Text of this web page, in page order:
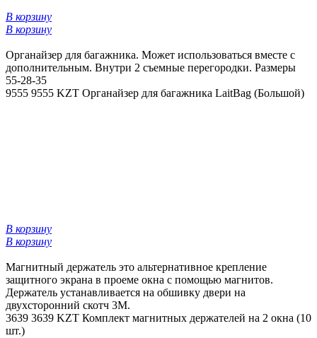
В корзину
В корзину
Органайзер для багажника. Может использоваться вместе с
дополнительным. Внутри 2 съемные перегородки. Размеры
55-28-35
9555 9555 KZT Органайзер для багажника LaitBag (Большой)
В корзину
В корзину
Магнитный держатель это альтернативное крепление
защитного экрана в проеме окна с помощью магнитов.
Держатель устанавливается на обшивку двери на
двухсторонний скотч 3М.
3639 3639 KZT Комплект магнитных держателей на 2 окна (10
шт.)